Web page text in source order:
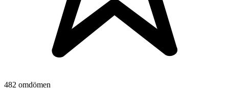
482 omdömen